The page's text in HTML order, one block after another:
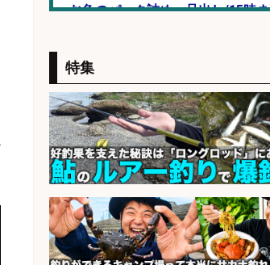
お魚のパック詰め・品出し/15時ま
会社名
魚の調理経験が活かせる「鮮魚加
工/食品工場スタッフ」
会社名 株式会社松屋フーズ
釣り好き必見「釣具の設計開
発」/DAIWA公認製品/年休117日
特集